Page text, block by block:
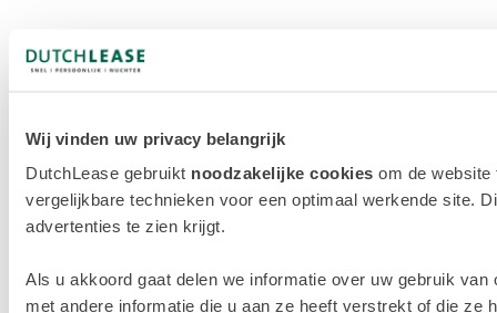
Wij vinden uw privacy belangrijk
DutchLease gebruikt noodzakelijke cookies om de
vergelijkbare technieken voor een optimaal werkende site.
advertenties te zien krijgt.
Als u akkoord gaat delen we informatie over uw gebruik
met andere informatie die u aan ze heeft verstrekt of die